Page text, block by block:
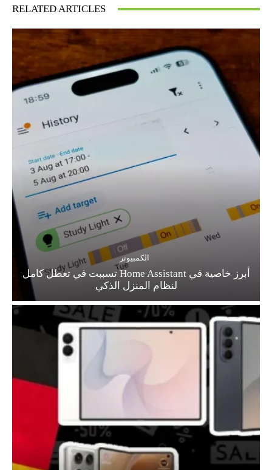
RELATED ARTICLES
الكمبيوتر
أبرز خاصية في Home Assistant تسببت في تعطل كامل
لنظام المنزل الذكي